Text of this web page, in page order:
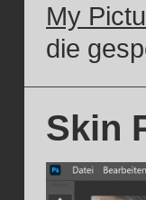
My
die
Skin